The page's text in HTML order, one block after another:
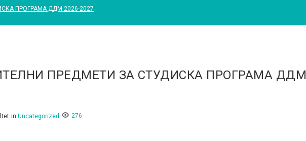
ПРОГРАМА ДДМ 2026-2027
ПРЕДМЕТИ ЗА СТУДИСКА ПРОГРАМА ДДМ
in Uncategorized 276